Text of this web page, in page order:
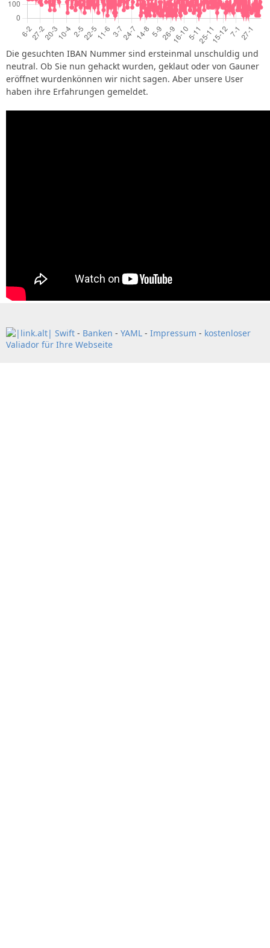
Die gesuchten IBAN Nummer sind ersteinmal unschuldig und
neutral. Ob Sie nun gehackt wurden, geklaut oder von Gauner
eröffnet wurdenkönnen wir nicht sagen. Aber unsere User
haben ihre Erfahrungen gemeldet.
Swift - Banken - YAML - Impressum - kostenloser
Valiador für Ihre Webseite